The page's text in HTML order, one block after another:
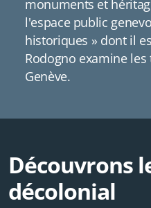
monuments et
l'espace public
historiques » dont il
Rodogno examine
Genève.
Découvrons
décolonial